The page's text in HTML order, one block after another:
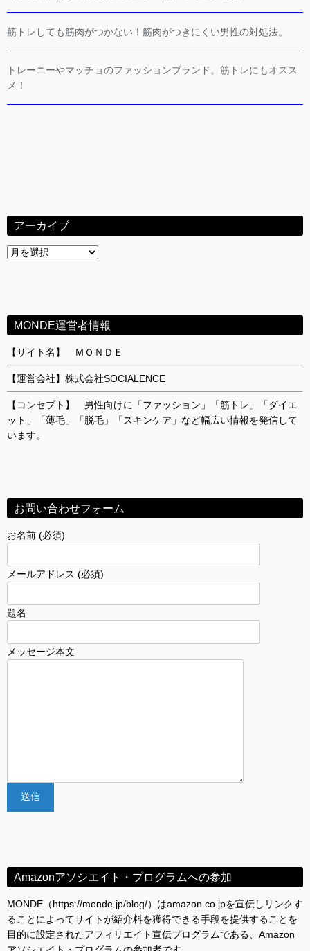
筋トレしても筋肉がつかない！筋肉がつきにくい男性の対処法。
トレーニーやマッチョのファッションブランド。筋トレにもオスス
メ！
アーカイブ
ア
MONDE運営者情報
【サイト名】 ＭＯＮＤＥ
【運営会社】株式会社SOCIALENCE
【コンセプト】 男性向けに「ファッション」「筋トレ」「ダイエ
ット」「薄毛」「脱毛」「スキンケア」など幅広い情報を発信して
います。
お問い合わせフォーム
お名前 (必須)
メールアドレス (必須)
題名
メッセージ本文
Amazonアソシエイト・プログラムへの参加
MONDE（https://monde.jp/blog/）はamazon.co.jpを宣伝しリンクす
ることによってサイトが紹介料を獲得できる手段を提供することを
目的に設定されたアフィリエイト宣伝プログラムである、Amazon